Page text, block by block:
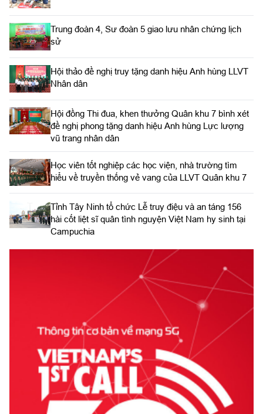
Trung đoàn 4, Sư đoàn 5 giao lưu nhân chứng lịch
sử
Hội thảo đề nghị truy tặng danh hiệu Anh hùng LLVT
Nhân dân
Hội đồng Thi đua, khen thưởng Quân khu 7 bình xét
đề nghị phong tặng danh hiệu Anh hùng Lực lượng
vũ trang nhân dân
Học viên tốt nghiệp các học viện, nhà trường tìm
hiểu về truyền thống vẻ vang của LLVT Quân khu 7
​Tỉnh Tây Ninh tổ chức Lễ truy điệu và an táng 156
hài cốt liệt sĩ quân tình nguyện Việt Nam hy sinh tại
Campuchia